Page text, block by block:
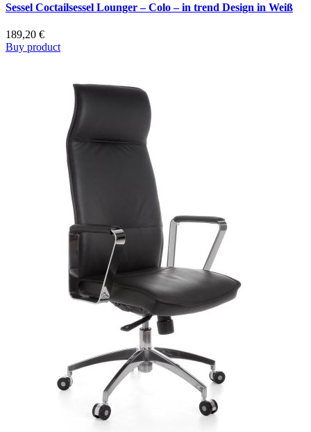
Sessel Coctailsessel Lounger – Colo – in trend Design in Weiß
189,20 €
Buy product